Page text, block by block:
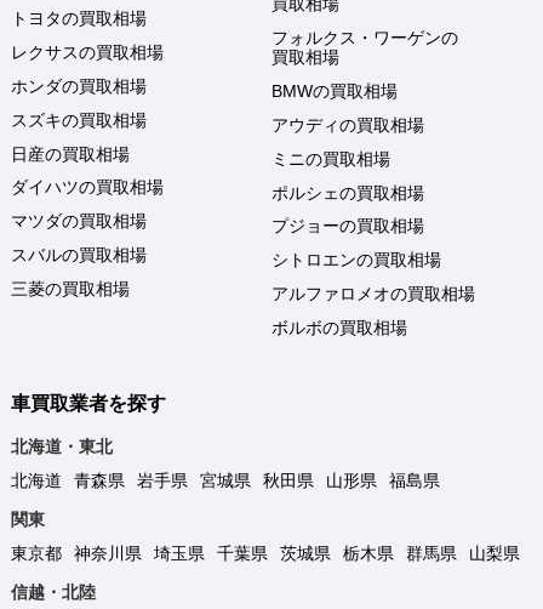
トヨタの買取相場
レクサスの買取相場
ホンダの買取相場
スズキの買取相場
日産の買取相場
ダイハツの買取相場
マツダの買取相場
スバルの買取相場
三菱の買取相場
フォルクス・ワーゲンの
買取相場
BMWの買取相場
アウディの買取相場
ミニの買取相場
ポルシェの買取相場
プジョーの買取相場
シトロエンの買取相場
アルファロメオの買取相場
ボルボの買取相場
車買取業者を探す
北海道・東北
北海道
青森県 岩手県 宮城県 秋田県 山形県
福島県
関東
東京都
神奈川県 埼玉県 千葉県 茨城県 栃木県 群馬県
山梨県
信越・北陸